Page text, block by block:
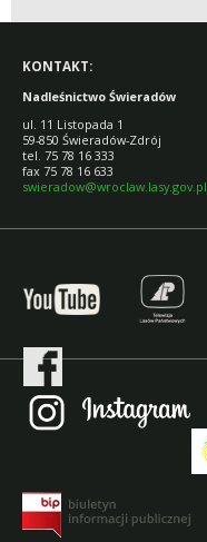
KONTAKT:
Nadleśnictwo Świeradów
ul. 11 Listopada 1
59-850 Świeradów-Zdrój
tel. 75 78 16 333
fax 75 78 16 633
swieradow@wroclaw.lasy.gov.pl